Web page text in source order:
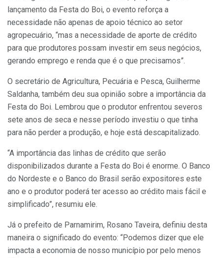
lançamento da Festa do Boi, o evento reforça a
necessidade não apenas de apoio técnico ao setor
agropecuário, “mas a necessidade de aporte de crédito
para que produtores possam investir em seus negócios,
gerando emprego e renda que é o que precisamos”.
O secretário de Agricultura, Pecuária e Pesca, Guilherme
Saldanha, também deu sua opinião sobre a importância da
Festa do Boi. Lembrou que o produtor enfrentou severos
sete anos de seca e nesse período investiu o que tinha
para não perder a produção, e hoje está descapitalizado.
“A importância das linhas de crédito que serão
disponibilizados durante a Festa do Boi é enorme. O Banco
do Nordeste e o Banco do Brasil serão expositores este
ano e o produtor poderá ter acesso ao crédito mais fácil e
simplificado”, resumiu ele.
Já o prefeito de Parnamirim, Rosano Taveira, definiu desta
maneira o significado do evento: “Podemos dizer que ele
impacta a economia de nosso município por pelo menos